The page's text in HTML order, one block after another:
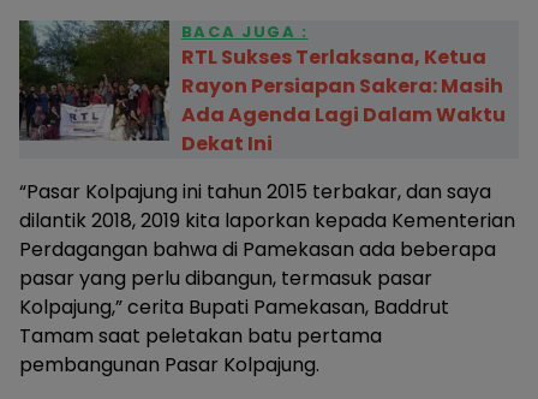
BACA JUGA :
RTL Sukses Terlaksana, Ketua
Rayon Persiapan Sakera: Masih
Ada Agenda Lagi Dalam Waktu
Dekat Ini
“Pasar Kolpajung ini tahun 2015 terbakar, dan saya
dilantik 2018, 2019 kita laporkan kepada Kementerian
Perdagangan bahwa di Pamekasan ada beberapa
pasar yang perlu dibangun, termasuk pasar
Kolpajung,” cerita Bupati Pamekasan, Baddrut
Tamam saat peletakan batu pertama
pembangunan Pasar Kolpajung.